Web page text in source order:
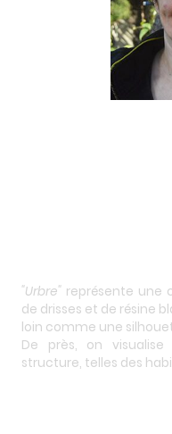
"Urbre" représente une
de drisses et de résine
loin comme une
De près, on
structure, telles des